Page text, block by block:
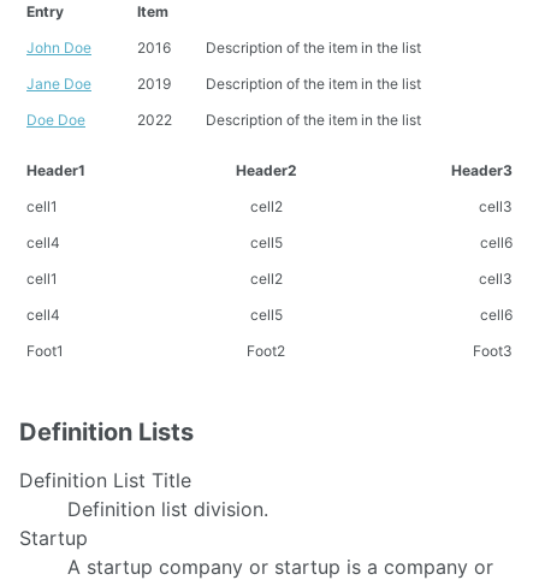
Entry
Item
John Doe
2016
Description of the item in the list
Jane Doe
2019
Description of the item in the list
Doe Doe
2022 Description of the item in the list
Header1 Header2
Header3
cell1
cell2
cell3
cell4
cell5
cell6
cell1
cell2
cell3
cell4
cell5
cell6
Foot1
Foot2 Foot3
Definition Lists
Definition List Title
Definition list division.
Startup
A startup company or startup is a company or